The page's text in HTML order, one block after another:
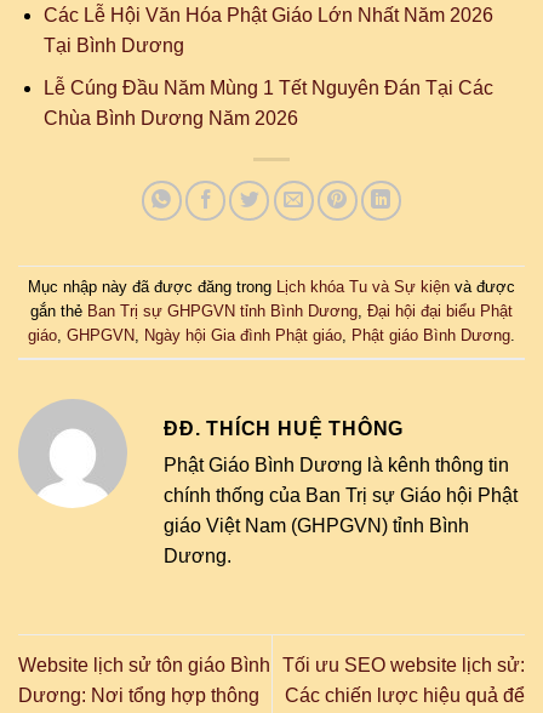
Các Lễ Hội Văn Hóa Phật Giáo Lớn Nhất Năm 2026
Tại Bình Dương
Lễ Cúng Đầu Năm Mùng 1 Tết Nguyên Đán Tại Các
Chùa Bình Dương Năm 2026
Mục nhập này đã được đăng trong Lịch khóa Tu và Sự kiện và được
gắn thẻ Ban Trị sự GHPGVN tỉnh Bình Dương Đại hội đại biểu Phật
giáo GHPGVN Ngày hội Gia đình Phật giáo Phật giáo Bình Dương
ĐĐ. THÍCH HUỆ THÔNG
Phật Giáo Bình Dương là kênh thông tin
chính thống của Ban Trị sự Giáo hội Phật
giáo Việt Nam (GHPGVN) tỉnh Bình
Dương.
Website lịch sử tôn giáo Bình
Dương: Nơi tổng hợp thông
Tối ưu SEO website lịch sử:
Các chiến lược hiệu quả để